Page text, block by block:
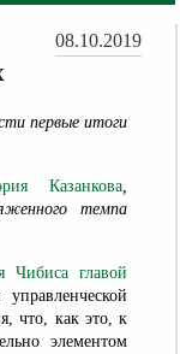
08.10.2019
первые итоги
Казанкова,
темпа
Чибиса главой
что, как это, к
элементом